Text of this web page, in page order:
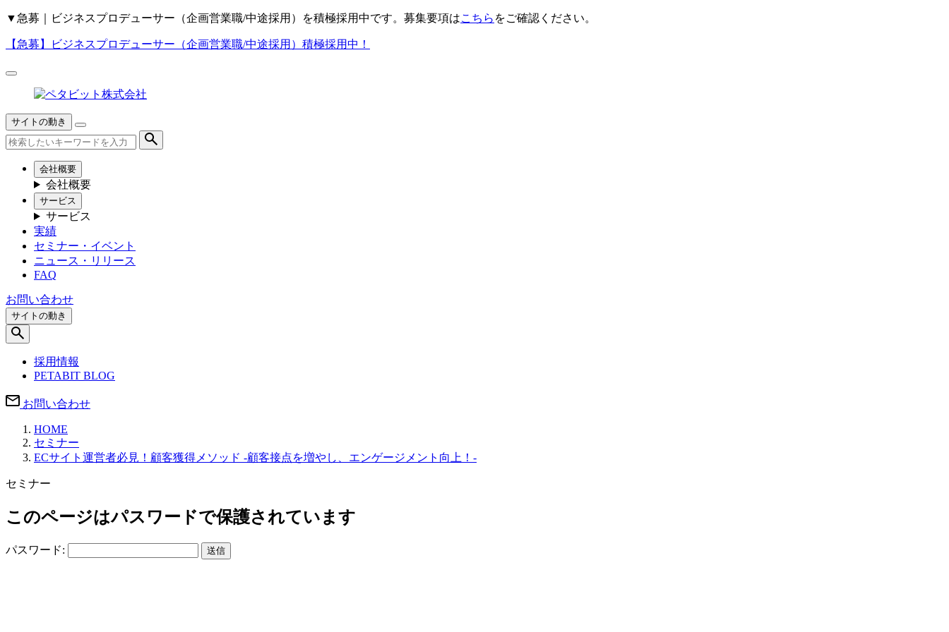
▼ 急募｜ビジネスプロデューサー（企画営業職/中途採用）を積極採用中です。募集要項はこちら をご確認ください。
【急募】 ビジネスプロデューサー（企画営業職/中途採用）積極採用中！
サイトの動き
会社概要
会社概要
サービス
サービス
実績
セミナー・イベント
ニュース・リリース
FAQ
お問い合わせ
サイトの動き
採用情報
PETABIT BLOG
お問い合わせ
HOME
セミナー
ECサイト運営者必見！顧客獲得メソッド -顧客接点を増やし、エンゲージメント向上！-
セミナー
このページはパスワードで保護されています
パスワード: 送信